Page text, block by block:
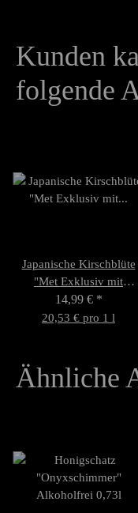
Kunden
folgende
Japanische Kirschblüte
"Met Exklusiv mit
Kirschblüte" 0,73l
9,5%vol
14,99 € *
20,53 € pro 1 l
Ähnliche